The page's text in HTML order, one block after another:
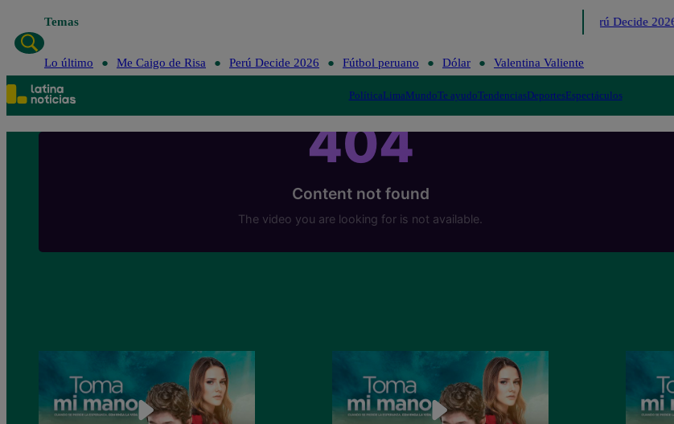
Temas Perú Decide 2026
Lo último Me Caigo de Risa Perú Decide 2026 Fútbol peruano Dólar Valentina Valiente
PolíticaLimaMundoTe ayudoTendenciasDeportesEspectáculos